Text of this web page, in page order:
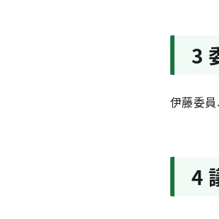
3
伊藤委
4